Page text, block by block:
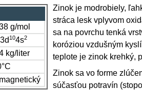
g/mol
104s2
kg/liter
Zinok je modrobiely,
stráca lesk vplyvom
sa na povrchu tenká
koróziou vzdušným
teplote je zinok krehký,
Zinok sa vo forme
súčasťou potravín